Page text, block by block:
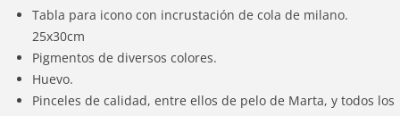
Tabla para icono con incrustación de cola de milano.
25x30cm
Pigmentos de diversos colores.
Huevo.
Pinceles de calidad, entre ellos de pelo de Marta, y todos los